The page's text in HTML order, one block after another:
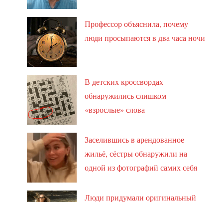
Профессор объяснила, почему
люди просыпаются в два часа ночи
В детских кроссвордах
обнаружились слишком
«взрослые» слова
Заселившись в арендованное
жильё, сёстры обнаружили на
одной из фотографий самих себя
Люди придумали оригинальный